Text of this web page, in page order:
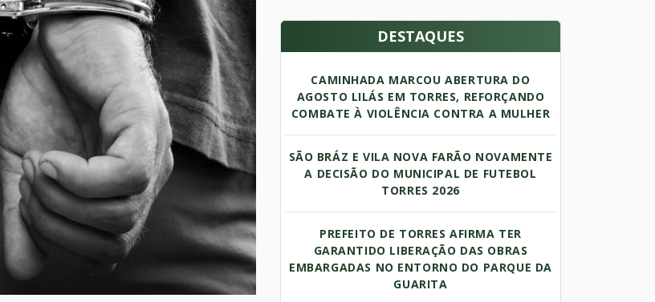
DESTAQUES
CAMINHADA MARCOU ABERTURA DO
AGOSTO LILÁS EM TORRES, REFORÇANDO
COMBATE À VIOLÊNCIA CONTRA A MULHER
SÃO BRÁZ E VILA NOVA FARÃO NOVAMENTE
A DECISÃO DO MUNICIPAL DE FUTEBOL
TORRES 2026
PREFEITO DE TORRES AFIRMA TER
GARANTIDO LIBERAÇÃO DAS OBRAS
EMBARGADAS NO ENTORNO DO PARQUE DA
GUARITA